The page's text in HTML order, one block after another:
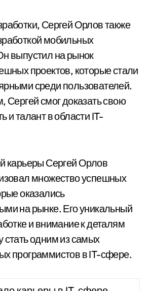
Сергей Орлов также
мобильных
выпустил на рынок
проектов, которые стали
среди пользователей.
Сергей смог доказать свою
и талант в области IT-
карьеры Сергей Орлов
множество успешных
оказались
на рынке. Его уникальный
и внимание к деталям
стать одним из самых
программистов в IT-сфере.